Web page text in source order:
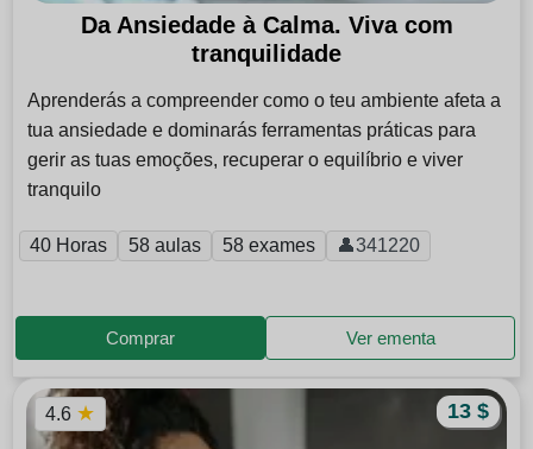
Da Ansiedade à Calma. Viva com
tranquilidade
Aprenderás a compreender como o teu ambiente afeta a
tua ansiedade e dominarás ferramentas práticas para
gerir as tuas emoções, recuperar o equilíbrio e viver
tranquilo
40 Horas 58 aulas 58 exames 👤341220
Comprar Ver ementa
13 $
4.6 ★